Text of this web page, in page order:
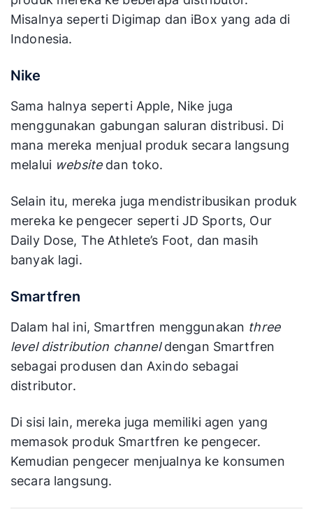
Misalnya seperti Digimap dan iBox yang ada di
Indonesia.
Nike
Sama halnya seperti Apple, Nike juga
menggunakan gabungan saluran distribusi. Di
mana mereka menjual produk secara langsung
melalui website dan toko.
Selain itu, mereka juga mendistribusikan produk
mereka ke pengecer seperti JD Sports, Our
Daily Dose, The Athlete’s Foot, dan masih
banyak lagi.
Smartfren
Dalam hal ini, Smartfren menggunakan three
level distribution channeldengan Smartfren
sebagai produsen dan Axindo sebagai
distributor.
Di sisi lain, mereka juga memiliki agen yang
memasok produk Smartfren ke pengecer.
Kemudian pengecer menjualnya ke konsumen
secara langsung.